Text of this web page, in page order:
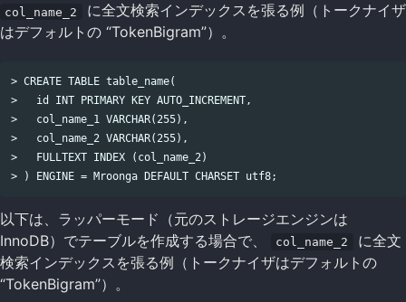
col_name_2
に全文検索インデックスを張る例（トークナイザ
はデフォルトの “TokenBigram”）。
> CREATE TABLE table_name(
>   id INT PRIMARY KEY AUTO_INCREMENT,
>   col_name_1 VARCHAR(255),
>   col_name_2 VARCHAR(255),
>   FULLTEXT INDEX (col_name_2)
以下は、ラッパーモード（元のストレージエンジンは
InnoDB）でテーブルを作成する場合で、
col_name_2
に全文
検索インデックスを張る例（トークナイザはデフォルトの
“TokenBigram”）。